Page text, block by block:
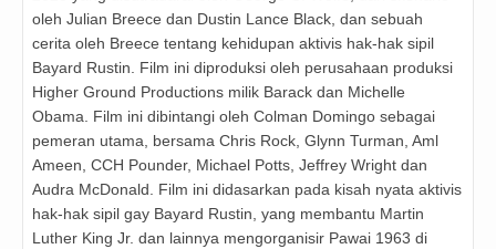
oleh Julian Breece dan Dustin Lance Black, dan sebuah
cerita oleh Breece tentang kehidupan aktivis hak-hak sipil
Bayard Rustin. Film ini diproduksi oleh perusahaan produksi
Higher Ground Productions milik Barack dan Michelle
Obama. Film ini dibintangi oleh Colman Domingo sebagai
pemeran utama, bersama Chris Rock, Glynn Turman, Aml
Ameen, CCH Pounder, Michael Potts, Jeffrey Wright dan
Audra McDonald. Film ini didasarkan pada kisah nyata aktivis
hak-hak sipil gay Bayard Rustin, yang membantu Martin
Luther King Jr. dan lainnya mengorganisir Pawai 1963 di